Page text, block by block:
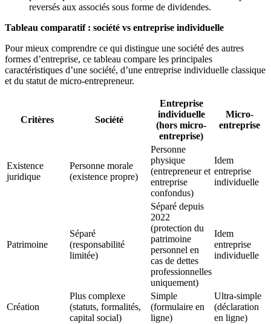
reversés aux associés sous forme de dividendes.
Tableau comparatif : société vs entreprise individuelle
Pour mieux comprendre ce qui distingue une société des autres
formes d’entreprise, ce tableau compare les principales
caractéristiques d’une société, d’une entreprise individuelle classique
et du statut de micro-entrepreneur.
Critères Société
Entreprise
individuelle
(hors micro-
entreprise)
Micro-
entreprise
Existence
juridique
Personne morale
(existence propre)
Personne
physique
(entrepreneur et
entreprise
confondus)
Idem
entreprise
individuelle
Patrimoine
Séparé
(responsabilité
limitée)
Séparé depuis
2022
(protection du
patrimoine
personnel en
cas de dettes
professionnelles
uniquement)
Idem
entreprise
individuelle
Création
Plus complexe
(statuts, formalités,
capital social)
Simple
(formulaire en
ligne)
Ultra-simple
(déclaration
en ligne)